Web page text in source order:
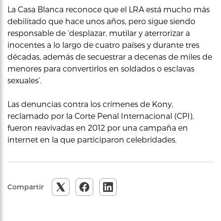
La Casa Blanca reconoce que el LRA está mucho más
debilitado que hace unos años, pero sigue siendo
responsable de ‘desplazar, mutilar y aterrorizar a
inocentes a lo largo de cuatro países y durante tres
décadas, además de secuestrar a decenas de miles de
menores para convertirlos en soldados o esclavas
sexuales’.
Las denuncias contra los crímenes de Kony,
reclamado por la Corte Penal Internacional (CPI),
fueron reavivadas en 2012 por una campaña en
internet en la que participaron celebridades.
Compartir